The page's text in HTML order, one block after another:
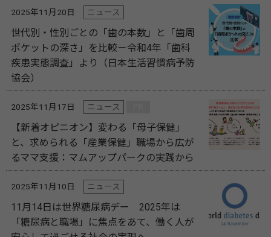
2025年11月20日 ニュース
世代別・性別ごとの「歯の本数」と「歯周
ポケットの深さ」を比較－令和4年「歯科
疾患実態調査」より（日本生活習慣病予防
協会）
2025年11月17日 ニュース
【新着オピニオン】変わる「母子保健」
と、求められる「産業保健」職場から広が
るママ支援：マムアップパークの実践から
2025年11月10日 ニュース
11月14日は世界糖尿病デー 2025年は
「糖尿病と職場」に焦点をあて、働く人が